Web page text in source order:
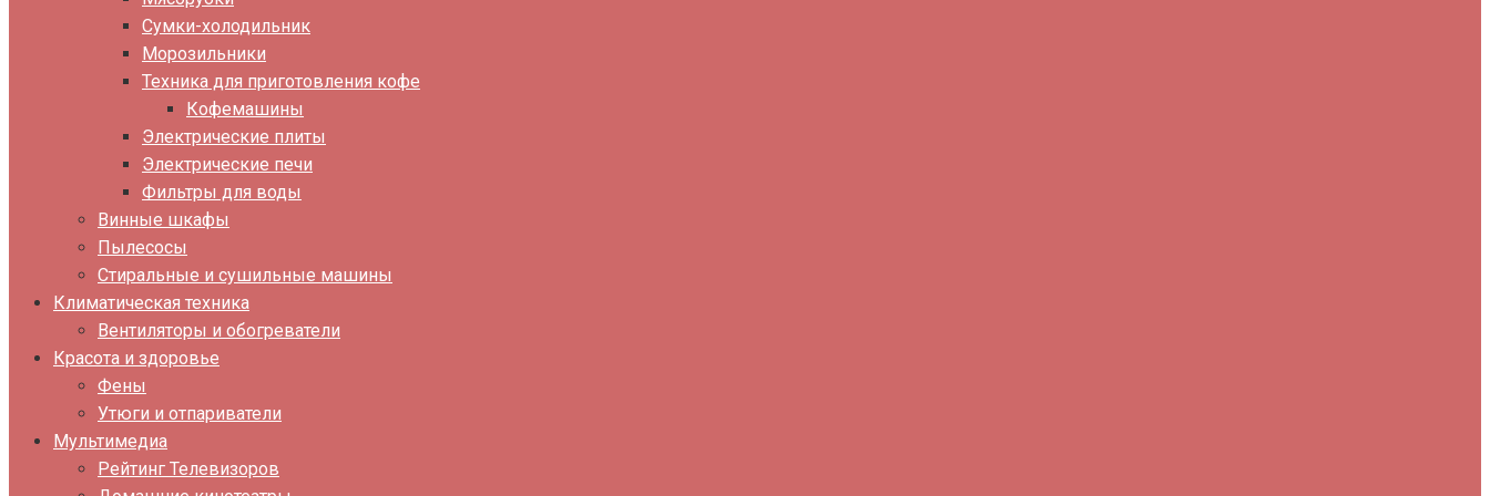
Сумки-холодильник
Морозильники
Техника для приготовления кофе
Кофемашины
Электрические плиты
Электрические печи
Фильтры для воды
Винные шкафы
Пылесосы
Стиральные и сушильные машины
Климатическая техника
Вентиляторы и обогреватели
Красота и здоровье
Фены
Утюги и отпариватели
Мультимедиа
Рейтинг Телевизоров